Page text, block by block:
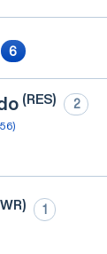
6
(RES) 2
1